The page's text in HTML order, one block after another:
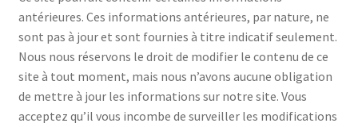
antérieures. Ces informations antérieures, par nature, ne
sont pas à jour et sont fournies à titre indicatif seulement.
Nous nous réservons le droit de modifier le contenu de ce
site à tout moment, mais nous n’avons aucune obligation
de mettre à jour les informations sur notre site. Vous
acceptez qu’il vous incombe de surveiller les modifications